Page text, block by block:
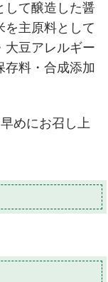
して醸造した醤
を主原料として
大豆アレルギー
存料・合成添加
めにお召し上